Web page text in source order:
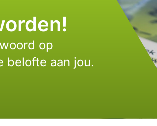
op
belofte aan jou.